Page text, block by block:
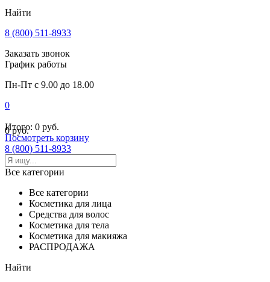
Найти
8 (800) 511-8933
Заказать звонок
График работы
Пн-Пт с 9.00 до 18.00
0
0 руб.
Итого: 0 руб.
Посмотреть корзину
8 (800) 511-8933
Все категории
Все категории
Косметика для лица
Средства для волос
Косметика для тела
Косметика для макияжа
РАСПРОДАЖА
Найти